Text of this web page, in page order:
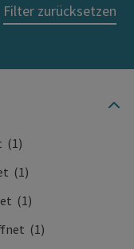
Filter zurücksetzen
(1)
(1)
(1)
(1)